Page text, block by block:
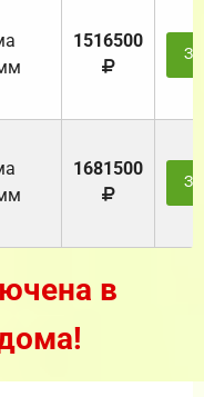
1516500
1681500
в